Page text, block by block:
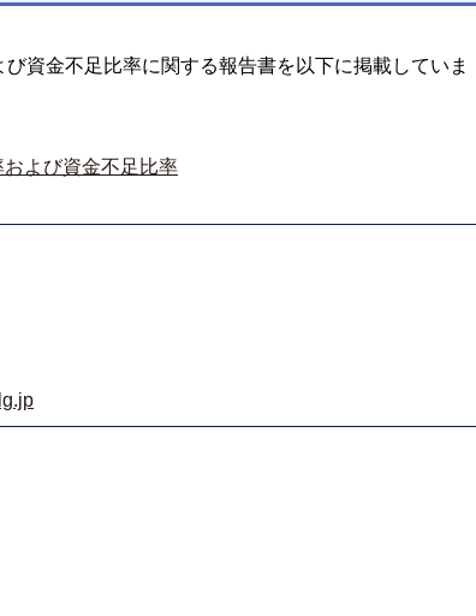
資金不足比率に関する報告書を以下に掲載していま
よび資金不足比率